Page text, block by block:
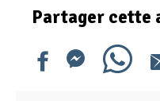
Partager cette